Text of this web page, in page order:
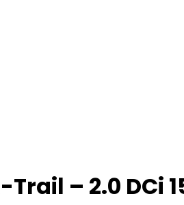
– 2.0 DCi